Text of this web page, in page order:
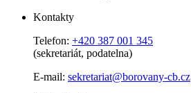
Kontakty
Telefon: +420 387 001 345
(sekretariát, podatelna)
E-mail: sekretariat@borovany-cb.cz